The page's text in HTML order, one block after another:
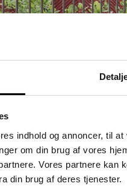
indhold og annoncer, til
om din brug af vores
Vores partnere kan
din brug af deres tjenester.